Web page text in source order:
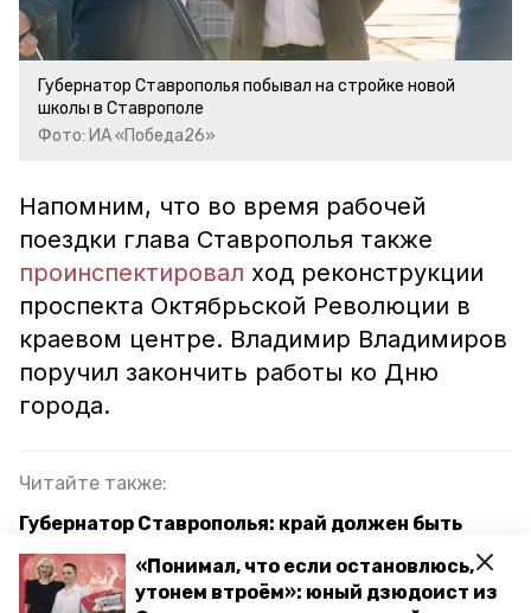
«Понимал, что если остановлюсь,
утонем втроём»: юный дзюдоист из
Губернатор Ставрополья побывал на стройке новой
школы в Ставрополе
Фото: ИА «Победа26»
Напомним, что во время рабочей
поездки глава Ставрополья также
проинспектировал ход реконструкции
проспекта Октябрьской Революции в
краевом центре. Владимир Владимиров
поручил закончить работы ко Дню
города.
Читайте также:
Губернатор Ставрополья: край должен быть
готов принять на реабилитацию ветеранов СВО
Капитальный ремонт лицея № 23 в Ставрополе